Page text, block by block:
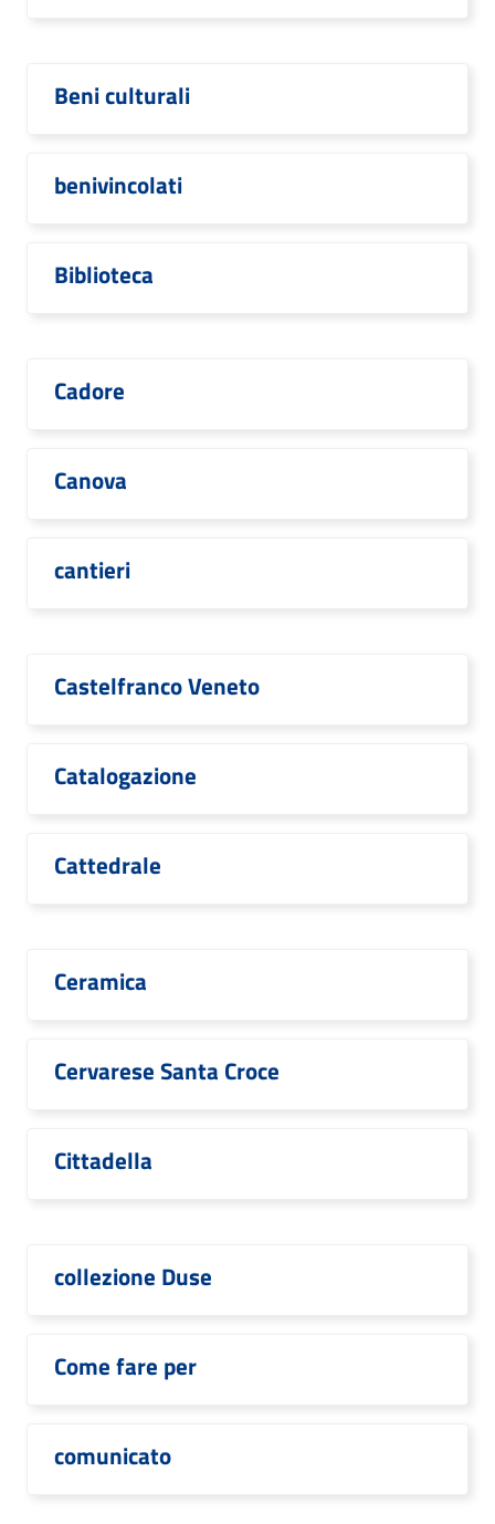
Beni culturali
benivincolati
Biblioteca
Cadore
Canova
cantieri
Castelfranco Veneto
Catalogazione
Cattedrale
Ceramica
Cervarese Santa Croce
Cittadella
collezione Duse
Come fare per
comunicato